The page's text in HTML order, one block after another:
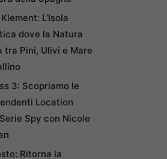
L’Isola
dove la Natura
tra Pini, Ulivi e Mare
3: Scopriamo le
Location
Spy con Nicole
Ritorna la